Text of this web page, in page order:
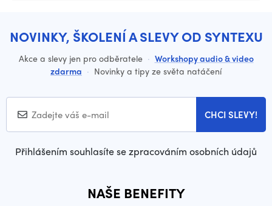
NOVINKY, ŠKOLENÍ A SLEVY OD SYNTEXU
Akce a slevy jen pro odběratele · Workshopy audio & video
zdarma · Novinky a tipy ze světa natáčení
CHCI SLEVY!
Přihlášením souhlasíte se zpracováním osobních údajů
NAŠE BENEFITY